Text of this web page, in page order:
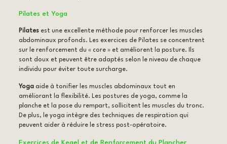
Pilates et Yoga
Pilatesest une excellente méthode pour renforcer les muscles
abdominaux profonds. Les exercices de Pilates se concentrent
sur le renforcement du « core » et améliorent la posture. Ils
sont doux et peuvent être adaptés selon le niveau de chaque
individu pour éviter toute surcharge.
Yogaaide à tonifier les muscles abdominaux tout en
améliorant la flexibilité. Les postures de yoga, comme la
planche et la pose du rempart, sollicitent les muscles du tronc.
De plus, le yoga intègre des techniques de respiration qui
peuvent aider à réduire le stress post-opératoire.
Exercices de Kegel et de Renforcement du Plancher